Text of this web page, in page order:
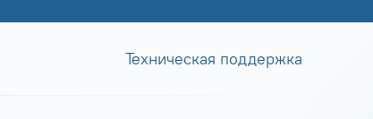
Техническая поддержка